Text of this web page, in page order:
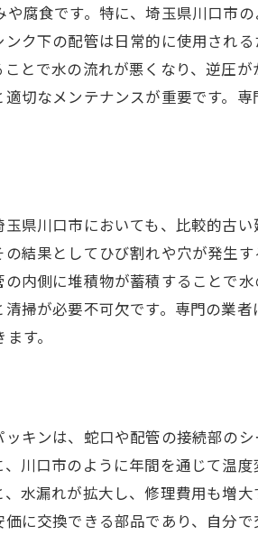
切な行動
するための手順
理業者の選び方
と費用の見積もり
法
ドのメリット
ちさせる
ックリスト
ためのポイント
漏れ
の早期発見術
いためのヒント
腐食です。特に、埼玉県川口市
ク下の配管は日常的に使用され
とで水の流れが悪くなり、逆圧
切なメンテナンスが重要です。
県川口市においても、比較的古
結果としてひび割れや穴が発生
内側に堆積物が蓄積することで
が必要不可欠です。専門の業者
す。
キンは、蛇口や配管の接続部の
川口市のように年間を通じて温
水漏れが拡大し、修理費用も増
に交換できる部品であり、自分